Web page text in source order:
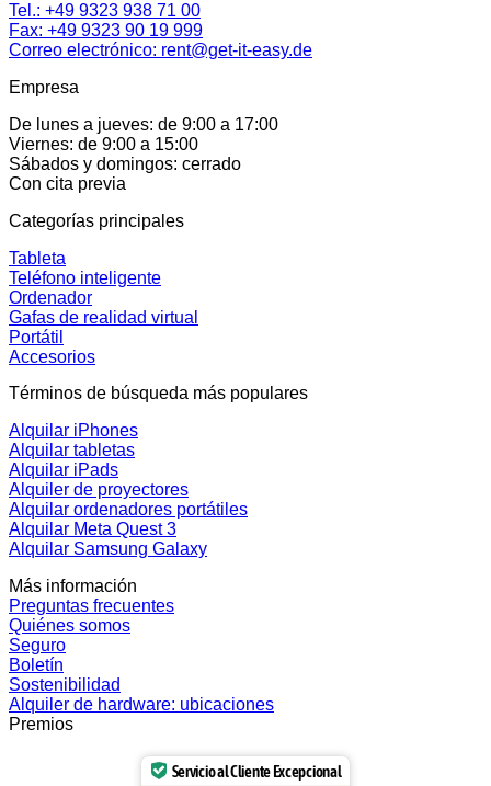
Tel.: +49 9323 938 71 00
Fax: +49 9323 90 19 999
Correo electrónico: rent@get-it-easy.de
Empresa
De lunes a jueves: de 9:00 a 17:00
Viernes: de 9:00 a 15:00
Sábados y domingos: cerrado
Con cita previa
Categorías principales
Tableta
Teléfono inteligente
Ordenador
Gafas de realidad virtual
Portátil
Accesorios
Términos de búsqueda más populares
Alquilar iPhones
Alquilar tabletas
Alquilar iPads
Alquiler de proyectores
Alquilar ordenadores portátiles
Alquilar Meta Quest 3
Alquilar Samsung Galaxy
Más información
Preguntas frecuentes
Quiénes somos
Seguro
Boletín
Sostenibilidad
Alquiler de hardware: ubicaciones
Premios
Servicio al Cliente Excepcional